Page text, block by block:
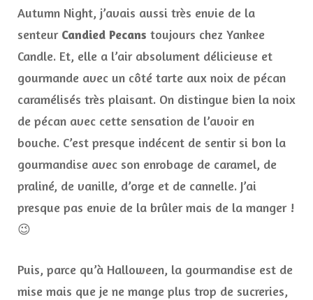
Autumn Night, j’avais aussi très envie de la
senteur Candied Pecans toujours chez Yankee
Candle. Et, elle a l’air absolument délicieuse et
gourmande avec un côté tarte aux noix de pécan
caramélisés très plaisant. On distingue bien la noix
de pécan avec cette sensation de l’avoir en
bouche. C’est presque indécent de sentir si bon la
gourmandise avec son enrobage de caramel, de
praliné, de vanille, d’orge et de cannelle. J’ai
presque pas envie de la brûler mais de la manger !
😉
Puis, parce qu’à Halloween, la gourmandise est de
mise mais que je ne mange plus trop de sucreries,